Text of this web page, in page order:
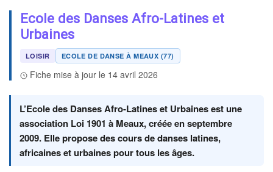
Ecole des Danses Afro-Latines et
Urbaines
LOISIR ECOLE DE DANSE À MEAUX (77)
Fiche mise à jour le 14 avril 2026
L’Ecole des Danses Afro-Latines et Urbaines est une
association Loi 1901 à Meaux, créée en septembre
2009. Elle propose des cours de danses latines,
africaines et urbaines pour tous les âges.